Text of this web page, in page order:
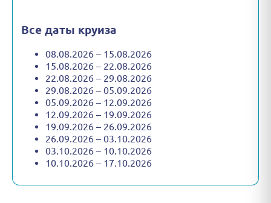
Все даты круиза
08.08.2026 – 15.08.2026
15.08.2026 – 22.08.2026
22.08.2026 – 29.08.2026
29.08.2026 – 05.09.2026
05.09.2026 – 12.09.2026
12.09.2026 – 19.09.2026
19.09.2026 – 26.09.2026
26.09.2026 – 03.10.2026
03.10.2026 – 10.10.2026
10.10.2026 – 17.10.2026